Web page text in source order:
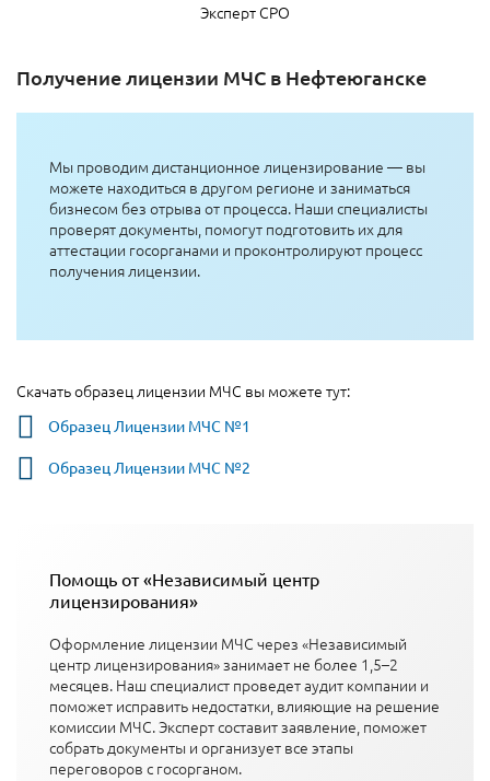
Эксперт СРО
Получение лицензии МЧС в Нефтеюганске
Мы проводим дистанционное лицензирование — вы
можете находиться в другом регионе и заниматься
бизнесом без отрыва от процесса. Наши специалисты
проверят документы, помогут подготовить их для
аттестации госорганами и проконтролируют процесс
получения лицензии.
Скачать образец лицензии МЧС вы можете тут:
Образец Лицензии МЧС №1
Образец Лицензии МЧС №2
Помощь от «Независимый центр
лицензирования»
Оформление лицензии МЧС через «Независимый
центр лицензирования» занимает не более 1,5–2
месяцев. Наш специалист проведет аудит компании и
поможет исправить недостатки, влияющие на решение
комиссии МЧС. Эксперт составит заявление, поможет
собрать документы и организует все этапы
переговоров с госорганом.